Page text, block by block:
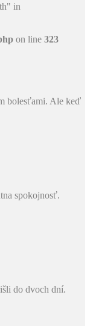
in
on line 323
bolesťami. Ale keď
spokojnosť.
do dvoch dní.